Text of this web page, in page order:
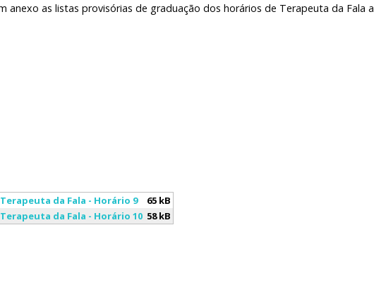
anexo as listas provisórias de graduação dos horários de Terapeuta da Fala a
da Fala - Horário 9
65 kB
da Fala - Horário 10 58 kB